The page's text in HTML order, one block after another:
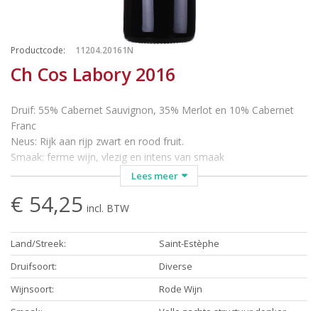
Productcode: 11204.20161N
Ch Cos Labory 2016
Druif: 55% Cabernet Sauvignon, 35% Merlot en 10% Cabernet
Franc
Neus: Rijk aan rijp zwart en rood fruit.
Smaak: ferme wijn, vlezig en intens van smaak
Wijn-Spijs: Een wijn om uitgebreid bij te tafelen of om van te
genieten bij een mooi stukje kaas. Perfect genietbaar op zich bij
een goed boek/gesprek/film...
Temperatuur: Serveren bij 18 °C
Deze 5ème Grand Cru Classé is sedert 1959 eigendom van
Cécile en Bernard Audoy. Het ligt vlak naast Cos d’Estournel,
waarmee het oorspronkelijk één geheel vormde. Doel van
Bernard is om Cos Labory zijn ware plaats terug te geven.
Lees meer
€ 54,25 incl. BTW
Land/Streek:
Saint-Estèphe
Druifsoort:
Diverse
Wijnsoort:
Rode Wijn